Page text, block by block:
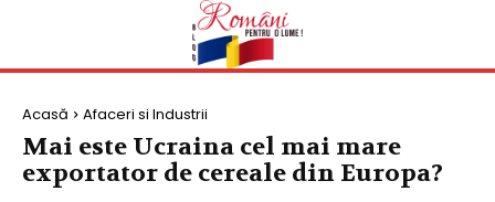
Acasă Afaceri si Industrii
Mai este Ucraina cel mai mare
exportator de cereale din Europa?